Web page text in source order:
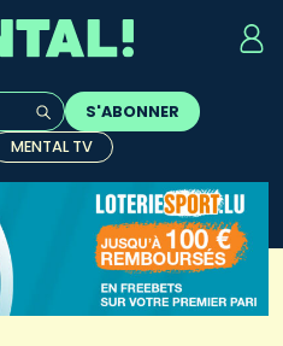
complétion sont
S'ABONNER
MENTAL TV